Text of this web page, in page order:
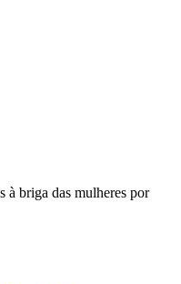
à briga das mulheres por